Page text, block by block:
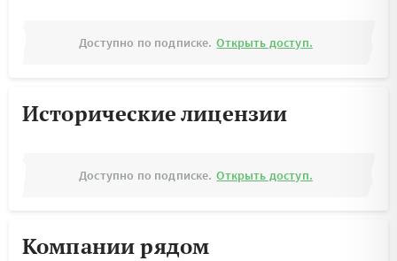
Доступно по подписке. Открыть доступ.
Исторические лицензии
Доступно по подписке. Открыть доступ.
Компании рядом